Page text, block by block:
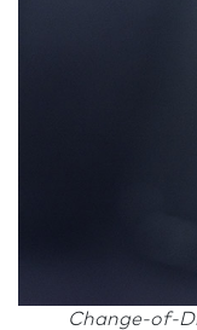
Change-of-